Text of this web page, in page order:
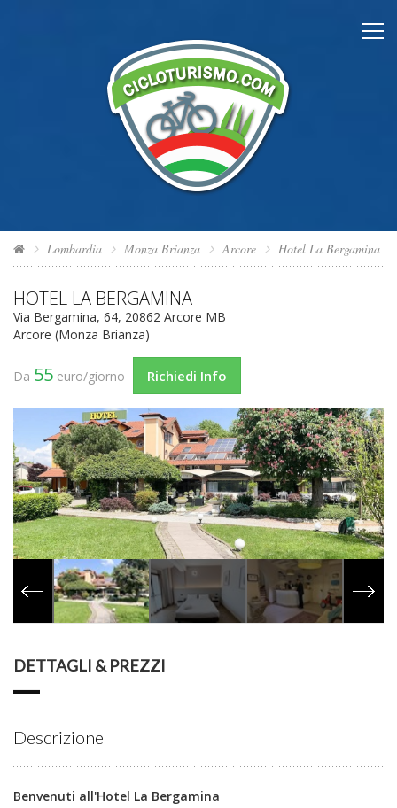
Lombardia Monza Brianza Arcore Hotel La Bergamina
HOTEL LA BERGAMINA
Via Bergamina, 64, 20862 Arcore MB
Arcore (Monza Brianza)
Da 55 euro/giorno Richiedi Info
DETTAGLI & PREZZI
Descrizione
Benvenuti all'Hotel La Bergamina